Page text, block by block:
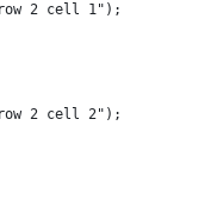
2 cell 1");
2 cell 2");